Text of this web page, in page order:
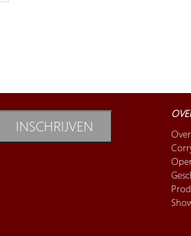
INSCHRIJVEN